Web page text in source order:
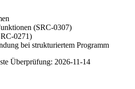
(SRC-0307)
0271)
bei strukturiertem Programm
Überprüfung: 2026-11-14